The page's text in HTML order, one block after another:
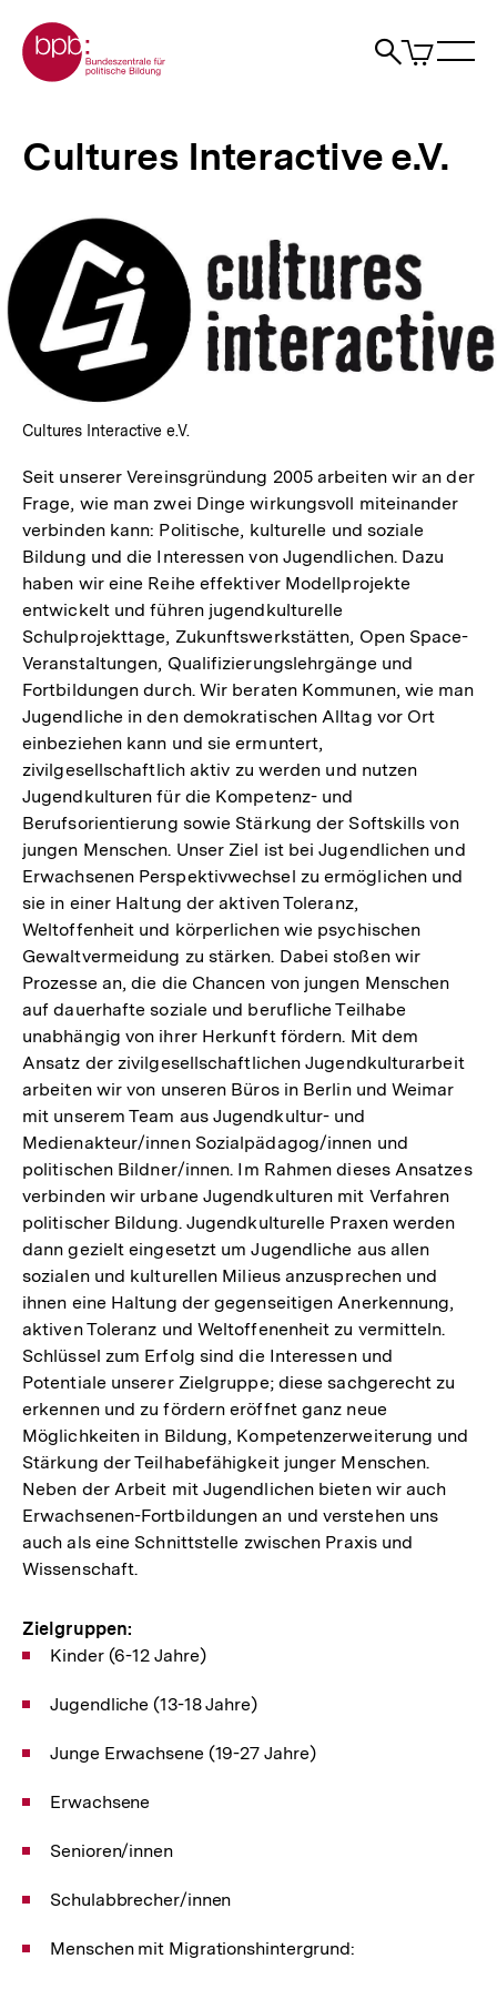
zum
Seiteninhalt
springen
Zur Startseite der bpb
Suche
Artikel
im
e.V.Cultures Interactive e.V.
Cultures Interactive e.V.
Seit unserer Vereinsgründung 2005 arbeiten wir an der
Frage, wie man zwei Dinge wirkungsvoll miteinander
verbinden kann: Politische, kulturelle und soziale
Bildung und die Interessen von Jugendlichen. Dazu
haben wir eine Reihe effektiver Modellprojekte
entwickelt und führen jugendkulturelle
Schulprojekttage, Zukunftswerkstätten, Open Space-
Veranstaltungen, Qualifizierungslehrgänge und
Fortbildungen durch. Wir beraten Kommunen, wie man
Jugendliche in den demokratischen Alltag vor Ort
einbeziehen kann und sie ermuntert,
zivilgesellschaftlich aktiv zu werden und nutzen
Jugendkulturen für die Kompetenz- und
Berufsorientierung sowie Stärkung der Softskills von
jungen Menschen. Unser Ziel ist bei Jugendlichen und
Erwachsenen Perspektivwechsel zu ermöglichen und
sie in einer Haltung der aktiven Toleranz,
Weltoffenheit und körperlichen wie psychischen
Gewaltvermeidung zu stärken. Dabei stoßen wir
Prozesse an, die die Chancen von jungen Menschen
auf dauerhafte soziale und berufliche Teilhabe
unabhängig von ihrer Herkunft fördern. Mit dem
Ansatz der zivilgesellschaftlichen Jugendkulturarbeit
arbeiten wir von unseren Büros in Berlin und Weimar
mit unserem Team aus Jugendkultur- und
Medienakteur/innen Sozialpädagog/innen und
politischen Bildner/innen. Im Rahmen dieses Ansatzes
verbinden wir urbane Jugendkulturen mit Verfahren
politischer Bildung. Jugendkulturelle Praxen werden
dann gezielt eingesetzt um Jugendliche aus allen
sozialen und kulturellen Milieus anzusprechen und
ihnen eine Haltung der gegenseitigen Anerkennung,
aktiven Toleranz und Weltoffenenheit zu vermitteln.
Schlüssel zum Erfolg sind die Interessen und
Potentiale unserer Zielgruppe; diese sachgerecht zu
erkennen und zu fördern eröffnet ganz neue
Möglichkeiten in Bildung, Kompetenzerweiterung und
Stärkung der Teilhabefähigkeit junger Menschen.
Neben der Arbeit mit Jugendlichen bieten wir auch
Erwachsenen-Fortbildungen an und verstehen uns
auch als eine Schnittstelle zwischen Praxis und
Wissenschaft.
Zielgruppen:
Kinder (6-12 Jahre)
Jugendliche (13-18 Jahre)
Junge Erwachsene (19-27 Jahre)
Erwachsene
Senioren/innen
Schulabbrecher/innen
Menschen mit Migrationshintergrund: